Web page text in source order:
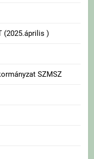
(2025.április )
SZMSZ